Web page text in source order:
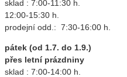
sklad : 7:00-11:30 h.
12:00-15:30 h.
prodejní odd.: 7:30-16:00 h.
pátek (od 1.7. do 1.9.)
přes letní prázdniny
sklad : 7:00-14:00 h.